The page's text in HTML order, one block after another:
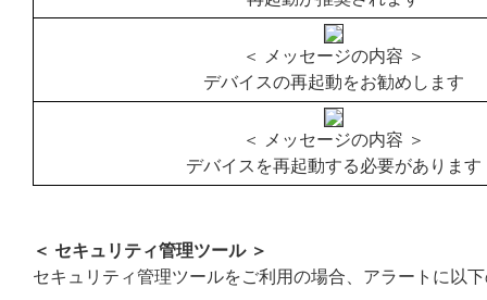
＜ メッセージの内容 ＞
デバイスの再起動をお勧めします
＜ メッセージの内容 ＞
デバイスを再起動する必要があります
＜ セキュリティ管理ツール ＞
セキュリティ管理ツールをご利用の場合、アラートに以